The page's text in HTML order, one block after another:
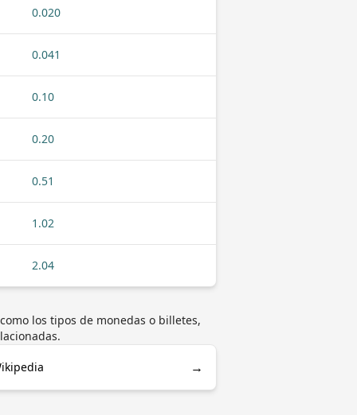
0.020
0.041
0.10
0.20
0.51
1.02
2.04
los tipos de monedas o billetes,
→